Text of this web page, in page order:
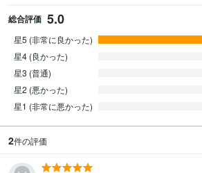
総合評価 5.0
星5 (非常に良かった)
星4 (良かった)
星3 (普通)
星2 (悪かった)
星1 (非常に悪かった)
2件の評価